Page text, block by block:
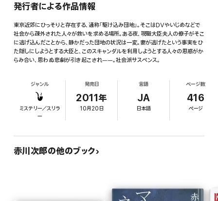
発行者による作品情報
東京近郊にひっそりと存在する、通称「駆け込み団地」。そこはDVやいじめなどで
社会から疎外された人々が救いを求める場所。ある夜、現職大臣夫人の僚子がそこ
に逃げ込んだことから、静かだった団地の状況は一変。妻が逃げたという事実をひ
た隠しにしようとする大臣と、このスキャンダルを利用しようとする人々の思惑がか
らみ合い、思わぬ悲劇が引き起こされ――。社会派サスペンス。
ジャンル
ミステリー／スリラ
ー
発売日
2011年
10月20日
言語
JA
日本語
ページ数
416
ページ
赤川次郎の他のブック